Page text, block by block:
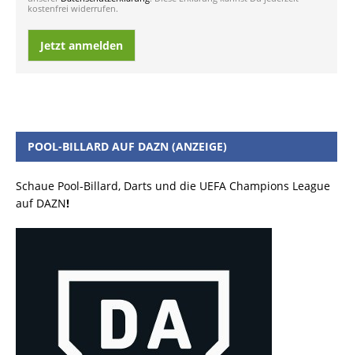
kostenfrei widerrufen.
Jetzt anmelden
POOL-BILLARD AUF DAZN (ANZEIGE)
Schaue Pool-Billard, Darts und die UEFA Champions League
auf DAZN!